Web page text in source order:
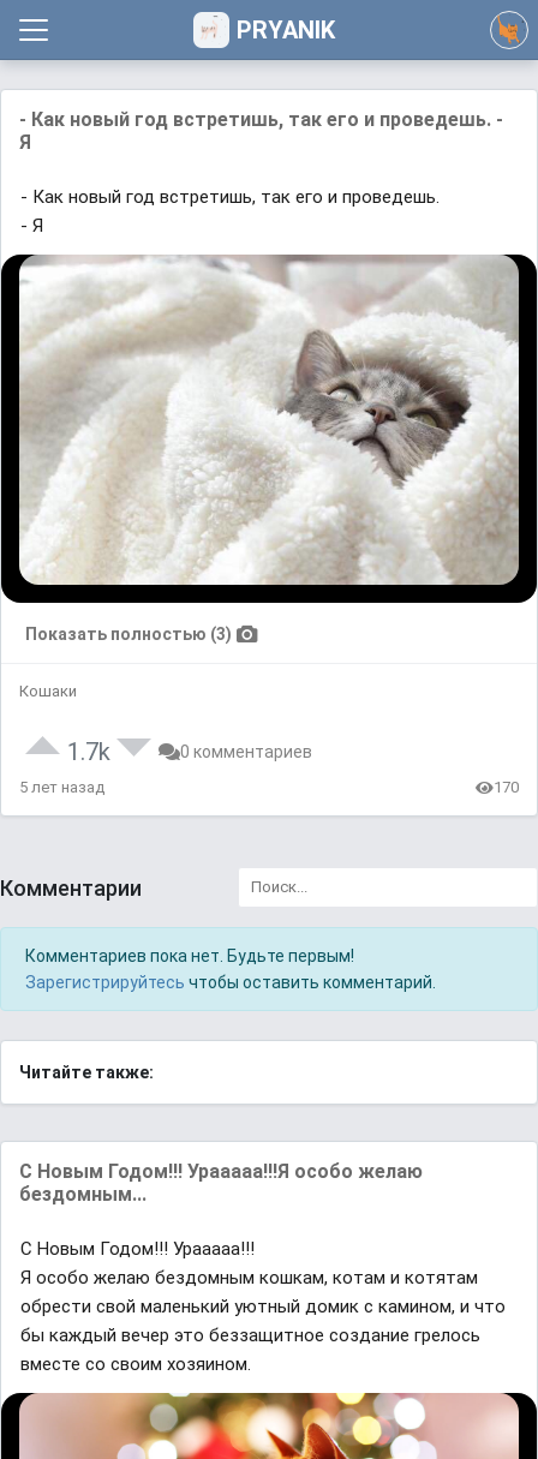
PRYANIK
- Как новый год встретишь, так его и проведешь. -
Я
- Как новый год встретишь, так его и проведешь.
- Я
Показать полностью (3)
Кошаки
1.7k 0 комментариев
5 лет назад 170
Комментарии
Комментариев пока нет. Будьте первым!
Зарегистрируйтесь чтобы оставить комментарий.
Читайте также:
С Новым Годом!!! Урааааа!!!Я особо желаю
бездомным...
С Новым Годом!!! Урааааа!!!
Я особо желаю бездомным кошкам, котам и котятам
обрести свой маленький уютный домик с камином, и что
бы каждый вечер это беззащитное создание грелось
вместе со своим хозяином.